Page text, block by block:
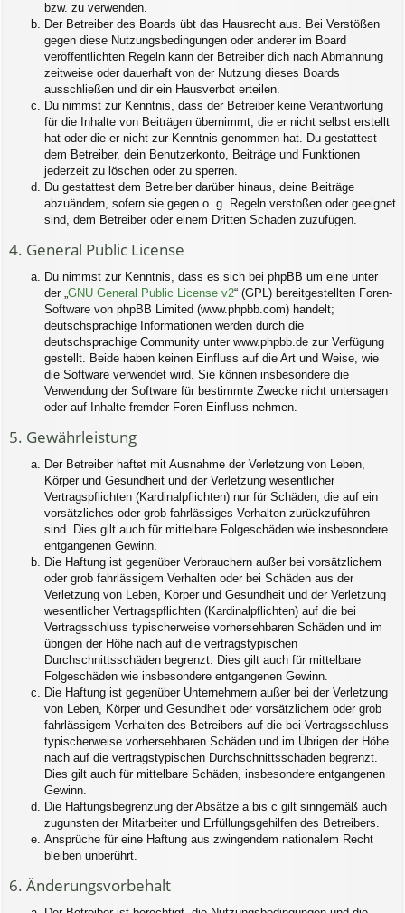
bzw. zu verwenden.
Der Betreiber des Boards übt das Hausrecht aus. Bei Verstößen
gegen diese Nutzungsbedingungen oder anderer im Board
veröffentlichten Regeln kann der Betreiber dich nach Abmahnung
zeitweise oder dauerhaft von der Nutzung dieses Boards
ausschließen und dir ein Hausverbot erteilen.
Du nimmst zur Kenntnis, dass der Betreiber keine Verantwortung
für die Inhalte von Beiträgen übernimmt, die er nicht selbst erstellt
hat oder die er nicht zur Kenntnis genommen hat. Du gestattest
dem Betreiber, dein Benutzerkonto, Beiträge und Funktionen
jederzeit zu löschen oder zu sperren.
Du gestattest dem Betreiber darüber hinaus, deine Beiträge
abzuändern, sofern sie gegen o. g. Regeln verstoßen oder geeignet
sind, dem Betreiber oder einem Dritten Schaden zuzufügen.
4. General Public License
Du nimmst zur Kenntnis, dass es sich bei phpBB um eine unter
der „GNU General Public License v2“ (GPL) bereitgestellten Foren-
Software von phpBB Limited (www.phpbb.com) handelt;
deutschsprachige Informationen werden durch die
deutschsprachige Community unter www.phpbb.de zur Verfügung
gestellt. Beide haben keinen Einfluss auf die Art und Weise, wie
die Software verwendet wird. Sie können insbesondere die
Verwendung der Software für bestimmte Zwecke nicht untersagen
oder auf Inhalte fremder Foren Einfluss nehmen.
5. Gewährleistung
Der Betreiber haftet mit Ausnahme der Verletzung von Leben,
Körper und Gesundheit und der Verletzung wesentlicher
Vertragspflichten (Kardinalpflichten) nur für Schäden, die auf ein
vorsätzliches oder grob fahrlässiges Verhalten zurückzuführen
sind. Dies gilt auch für mittelbare Folgeschäden wie insbesondere
entgangenen Gewinn.
Die Haftung ist gegenüber Verbrauchern außer bei vorsätzlichem
oder grob fahrlässigem Verhalten oder bei Schäden aus der
Verletzung von Leben, Körper und Gesundheit und der Verletzung
wesentlicher Vertragspflichten (Kardinalpflichten) auf die bei
Vertragsschluss typischerweise vorhersehbaren Schäden und im
übrigen der Höhe nach auf die vertragstypischen
Durchschnittsschäden begrenzt. Dies gilt auch für mittelbare
Folgeschäden wie insbesondere entgangenen Gewinn.
Die Haftung ist gegenüber Unternehmern außer bei der Verletzung
von Leben, Körper und Gesundheit oder vorsätzlichem oder grob
fahrlässigem Verhalten des Betreibers auf die bei Vertragsschluss
typischerweise vorhersehbaren Schäden und im Übrigen der Höhe
nach auf die vertragstypischen Durchschnittsschäden begrenzt.
Dies gilt auch für mittelbare Schäden, insbesondere entgangenen
Gewinn.
Die Haftungsbegrenzung der Absätze a bis c gilt sinngemäß auch
zugunsten der Mitarbeiter und Erfüllungsgehilfen des Betreibers.
Ansprüche für eine Haftung aus zwingendem nationalem Recht
bleiben unberührt.
6. Änderungsvorbehalt